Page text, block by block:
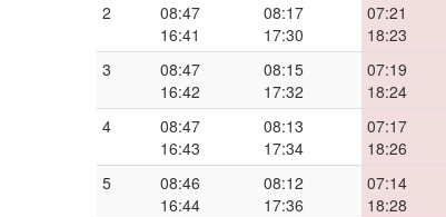
2
08:47
16:41
08:17
17:30
07:21
18:23
3
08:47
16:42
08:15
17:32
07:19
18:24
4
08:47
16:43
08:13
17:34
07:17
18:26
5
08:46
16:44
08:12
17:36
07:14
18:28